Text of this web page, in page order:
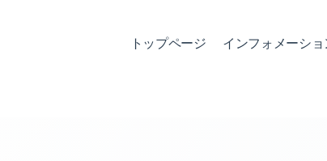
トップページ インフォメーショ